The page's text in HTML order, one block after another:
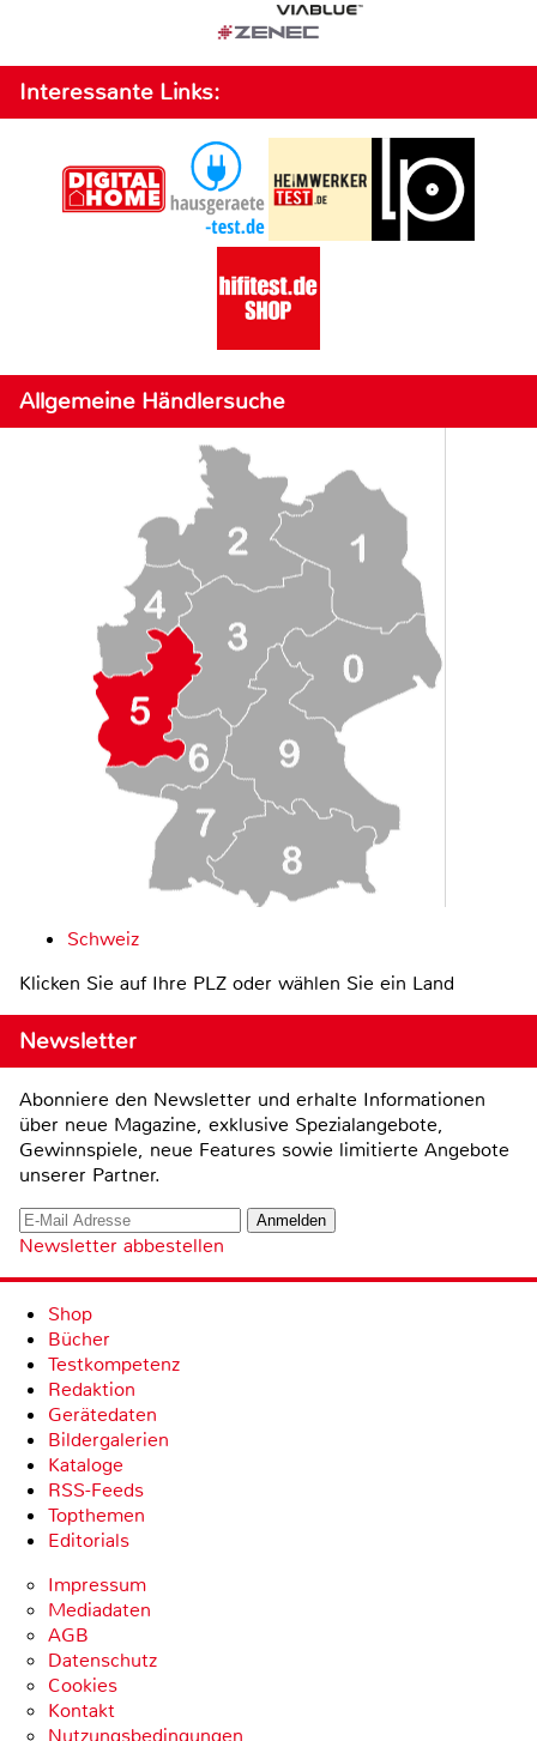
Interessante Links:
Allgemeine Händlersuche
Schweiz
Klicken Sie auf Ihre PLZ oder wählen Sie ein Land
Newsletter
Abonniere den Newsletter und erhalte Informationen
über neue Magazine, exklusive Spezialangebote,
Gewinnspiele, neue Features sowie limitierte Angebote
unserer Partner.
Newsletter abbestellen
Shop
Bücher
Testkompetenz
Redaktion
Gerätedaten
Bildergalerien
Kataloge
RSS-Feeds
Topthemen
Editorials
Impressum
Mediadaten
AGB
Datenschutz
Cookies
Kontakt
Nutzungsbedingungen